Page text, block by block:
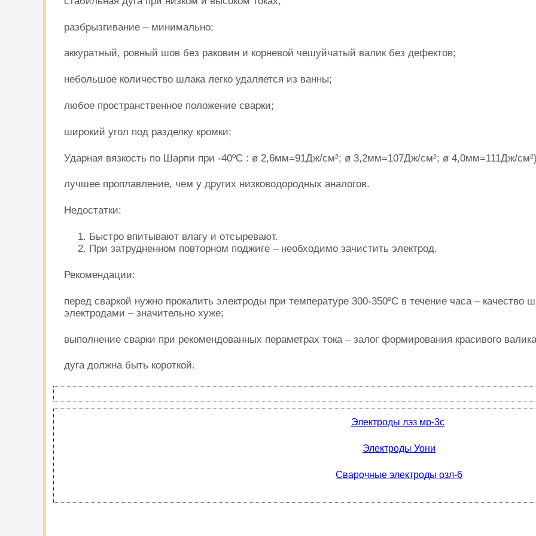
разбрызгивание – минимально;
аккуратный, ровный шов без раковин и корневой чешуйчатый валик без дефектов;
небольшое количество шлака легко удаляется из ванны;
любое пространственное положение сварки;
широкий угол под разделку кромки;
Ударная вязкость по Шарпи при -40ºС : ø 2,6мм=91Дж/см²; ø 3,2мм=107Дж/см²; ø 4,0мм=111Дж/
лучшее проплавление, чем у других низководородных аналогов.
Недостатки:
Быстро впитывают влагу и отсыревают.
При затрудненном повторном поджиге – необходимо зачистить электрод.
Рекомендации:
перед сваркой нужно прокалить электроды при температуре 300-350ºС в течение часа –
электродами – значительно хуже;
выполнение сварки при рекомендованных пераметрах тока – залог формирования красивого
дуга должна быть короткой.
Электроды лэз мр-3с
Электроды Уони
Сварочные электроды озл-6